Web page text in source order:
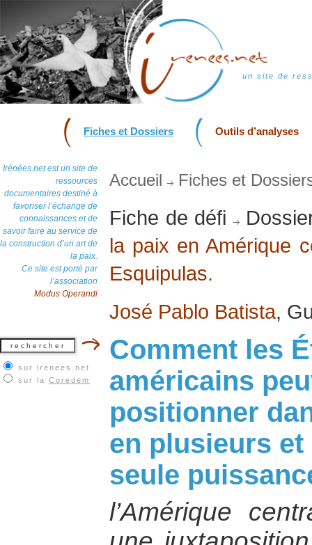
un site de
Fiches et Dossiers Outils d’analyses
Irénées.net est un site de
ressources
documentaires destiné à
favoriser l’échange de
connaissances et de
savoir faire au service de
la construction d’un art de
la paix.
Ce site est porté par
l’association
Modus Operandi
sur irenees.net
sur la Coredem
Accueil Fiches et
Fiche de défi
la paix en Amérique
Esquipulas.
José Pablo Batista,
Comment les
américains
positionner
en plusieurs
seule
l’Amérique